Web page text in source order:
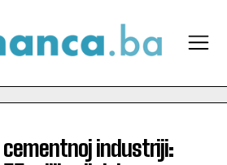
cementnoj industriji: